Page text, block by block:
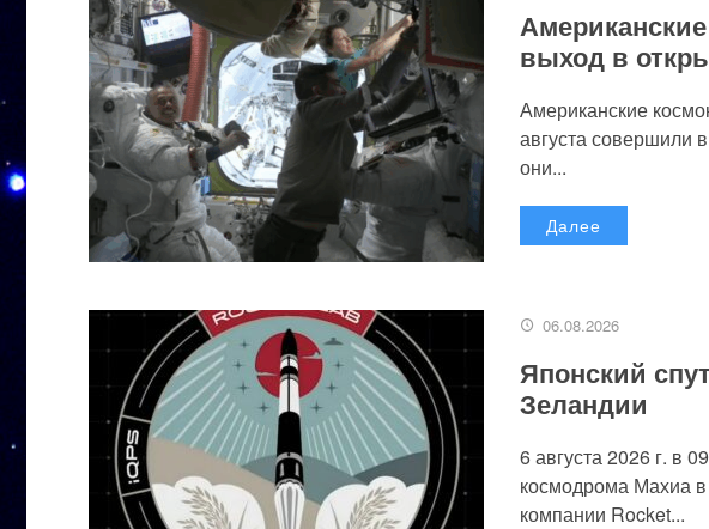
выход в
Американские
августа совершили
они...
Далее
06.08.2026
Японский
Зеландии
6 августа 2026 г. в
космодрома Махиа
компании Rocket...